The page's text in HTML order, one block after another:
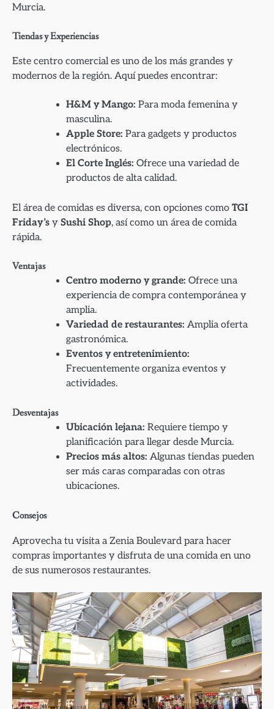
Murcia.
Tiendas y Experiencias
Este centro comercial es uno de los más grandes y
modernos de la región. Aquí puedes encontrar:
H&M y Mango: Para moda femenina y
masculina.
Apple Store: Para gadgets y productos
electrónicos.
El Corte Inglés: Ofrece una variedad de
productos de alta calidad.
El área de comidas es diversa, con opciones como TGI
Friday’s y Sushi Shop, así como un área de comida
rápida.
Ventajas
Centro moderno y grande: Ofrece una
experiencia de compra contemporánea y
amplia.
Variedad de restaurantes: Amplia oferta
gastronómica.
Eventos y entretenimiento:
Frecuentemente organiza eventos y
actividades.
Desventajas
Ubicación lejana: Requiere tiempo y
planificación para llegar desde Murcia.
Precios más altos: Algunas tiendas pueden
ser más caras comparadas con otras
ubicaciones.
Consejos
Aprovecha tu visita a Zenia Boulevard para hacer
compras importantes y disfruta de una comida en uno
de sus numerosos restaurantes.